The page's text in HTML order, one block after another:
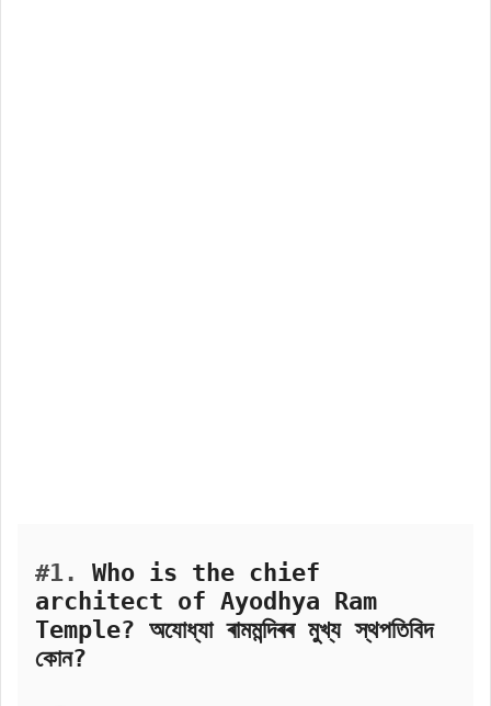
#1.
Who is the chief
architect of Ayodhya Ram
Temple? অযোধ্যা ৰামমন্দিৰৰ মুখ্য স্থপতিবিদ
কোন?